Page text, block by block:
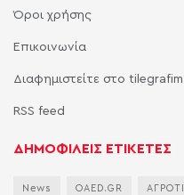
Όροι χρήσης
Επικοινωνία
Διαφημιστείτε στο
RSS feed
ΔΗΜΟΦΙΛΕΙΣ ΕΤΙΚΕΤΕΣ
News OAED.GR